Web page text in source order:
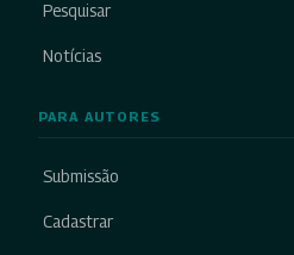
Pesquisar
Notícias
PARA AUTORES
Submissão
Cadastrar